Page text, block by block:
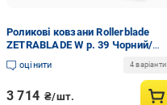
Роликові ковзани Rollerblade
ZETRABLADE W р. 39 Чорний/
Блакитний
(U1611463136768.1164 - 4)
оцінити 4 варіанти
3 714 ₴/шт.